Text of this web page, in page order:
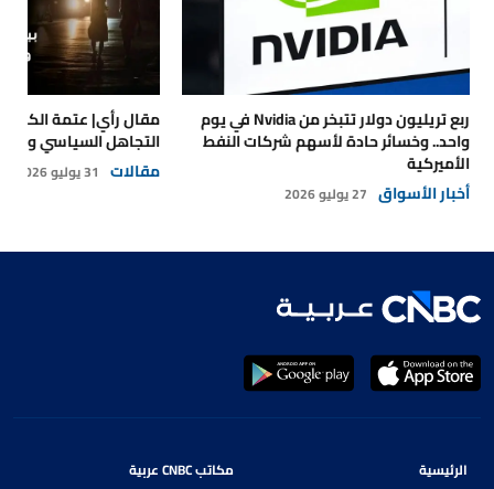
ربع تريليون دولار تتبخر من Nvidia في يوم
واحد.. وخسائر حادة لأسهم شركات النفط
الأميركية
أخبار الأسواق 27 يوليو 2026
مقال رأي| عتمة
التجاهل السياسي
مقالات 31 يوليو 2026
الرئيسية
مكاتب CNBC عربية